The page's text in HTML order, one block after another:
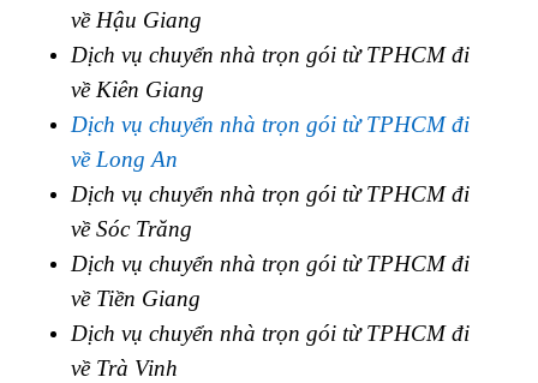
về Hậu Giang
Dịch vụ chuyển nhà trọn gói từ TPHCM đi
về Kiên Giang
Dịch vụ chuyển nhà trọn gói từ TPHCM đi
về Long An
Dịch vụ chuyển nhà trọn gói từ TPHCM đi
về Sóc Trăng
Dịch vụ chuyển nhà trọn gói từ TPHCM đi
về Tiền Giang
Dịch vụ chuyển nhà trọn gói từ TPHCM đi
về Trà Vinh